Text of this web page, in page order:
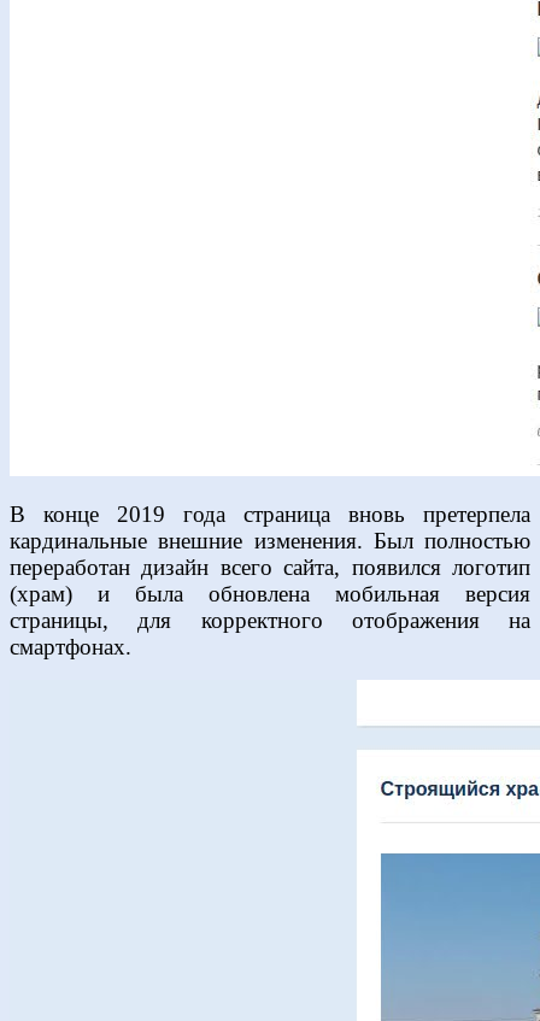
В конце 2019 года страница вновь претерпела
кардинальные внешние изменения. Был полностью
переработан дизайн всего сайта, появился логотип
(храм) и была обновлена мобильная версия
страницы, для корректного отображения на
смартфонах.